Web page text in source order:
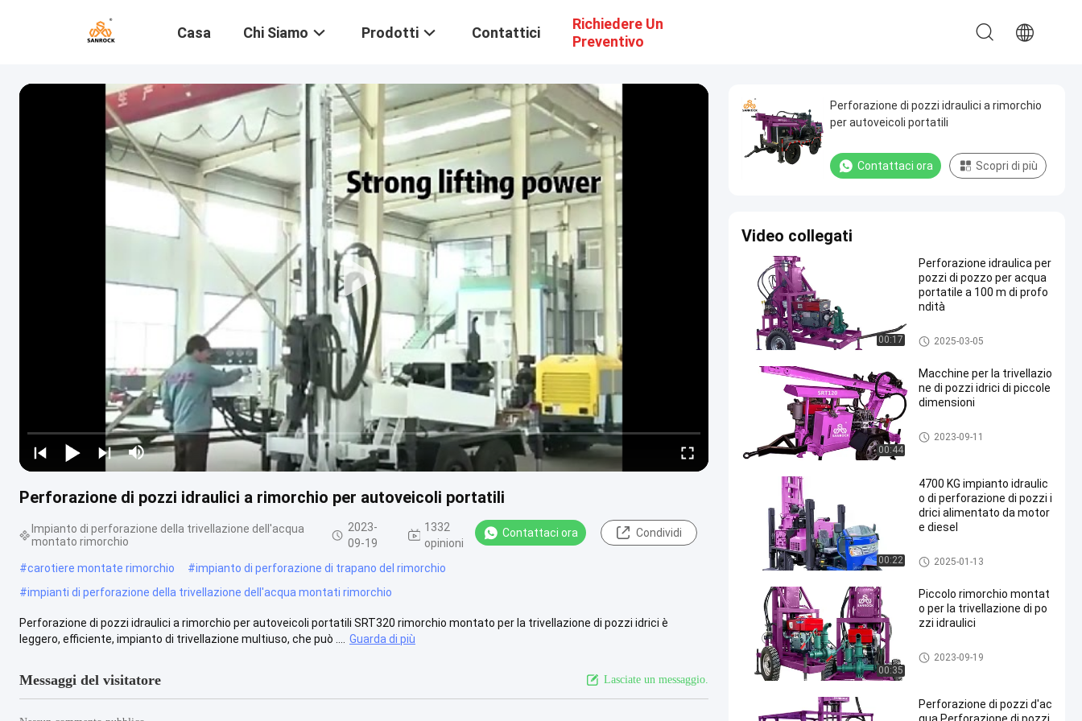
Casa Chi Siamo Prodotti Contattici
Richiedere Un
Preventivo
Perforazione di pozzi idraulici a rimorchio per autoveicoli portatili
Impianto di perforazione della trivellazione dell'acqua
montato rimorchio
2023-
09-19
1332
opinioni
Contattaci ora Condividi
#carotiere montate rimorchio #impianto di perforazione di trapano del rimorchio
#impianti di perforazione della trivellazione dell'acqua montati rimorchio
Perforazione di pozzi idraulici a rimorchio per autoveicoli portatili SRT320 rimorchio montato per la trivellazione di pozzi idrici è
leggero, efficiente, impianto di trivellazione multiuso, che può ....
Guarda di più
Messaggi del visitatore Lasciate un messaggio.
Perforazione di pozzi idraulici a rimorchio
per autoveicoli portatili
Contattaci ora Scopri di più
Video collegati
00:17
Perforazione idraulica per
pozzi di pozzo per acqua
portatile a 100 m di profo
ndità
Impianto di perforazione della
trivellazione dell'acqua monta
2025-03-05
00:44
Macchine per la trivellazio
ne di pozzi idrici di piccole
dimensioni
Impianto di perforazione della
trivellazione dell'acqua monta
2023-09-11
00:22
4700 KG impianto idraulic
o di perforazione di pozzi i
drici alimentato da motor
e diesel
Impianto di perforazione della
trivellazione dell'acqua monta
2025-01-13
00:35
Piccolo rimorchio montat
o per la trivellazione di po
zzi idraulici
Impianto di perforazione della
trivellazione dell'acqua monta
2023-09-19
Perforazione di pozzi d'ac